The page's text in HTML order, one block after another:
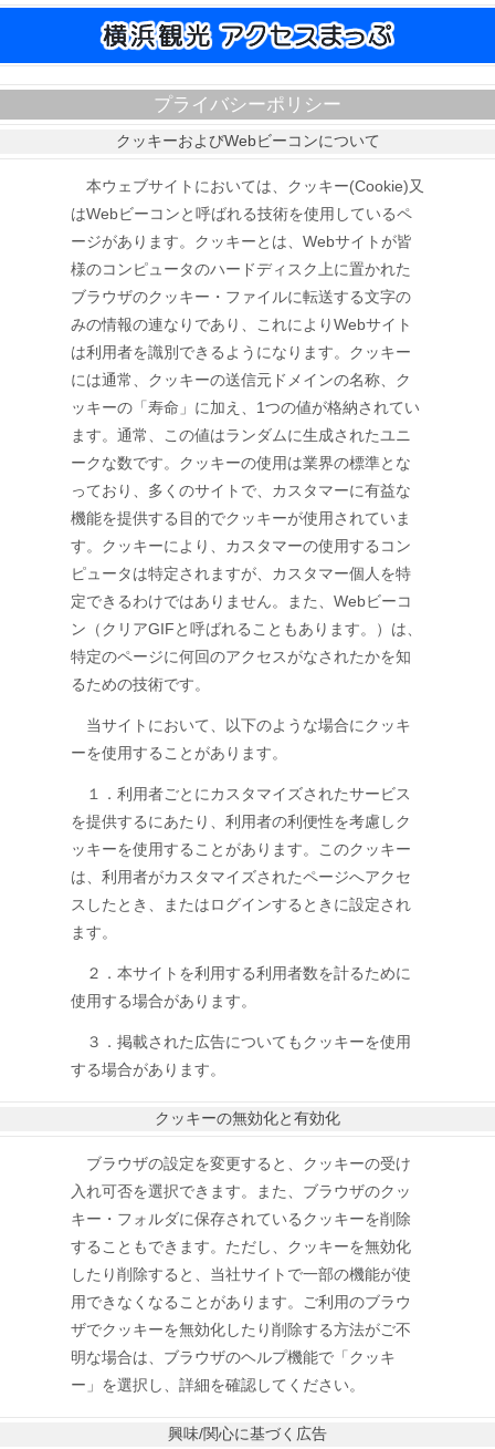
プライバシーポリシー
クッキーおよびWebビーコンについて
本ウェブサイトにおいては、クッキー(Cookie)又
はWebビーコンと呼ばれる技術を使用しているペ
ージがあります。クッキーとは、Webサイトが皆
様のコンピュータのハードディスク上に置かれた
ブラウザのクッキー・ファイルに転送する文字の
みの情報の連なりであり、これによりWebサイト
は利用者を識別できるようになります。クッキー
には通常、クッキーの送信元ドメインの名称、ク
ッキーの「寿命」に加え、1つの値が格納されてい
ます。通常、この値はランダムに生成されたユニ
ークな数です。クッキーの使用は業界の標準とな
っており、多くのサイトで、カスタマーに有益な
機能を提供する目的でクッキーが使用されていま
す。クッキーにより、カスタマーの使用するコン
ピュータは特定されますが、カスタマー個人を特
定できるわけではありません。また、Webビーコ
ン（クリアGIFと呼ばれることもあります。）は、
特定のページに何回のアクセスがなされたかを知
るための技術です。
当サイトにおいて、以下のような場合にクッキ
ーを使用することがあります。
１．利用者ごとにカスタマイズされたサービス
を提供するにあたり、利用者の利便性を考慮しク
ッキーを使用することがあります。このクッキー
は、利用者がカスタマイズされたページへアクセ
スしたとき、またはログインするときに設定され
ます。
２．本サイトを利用する利用者数を計るために
使用する場合があります。
３．掲載された広告についてもクッキーを使用
する場合があります。
クッキーの無効化と有効化
ブラウザの設定を変更すると、クッキーの受け
入れ可否を選択できます。また、ブラウザのクッ
キー・フォルダに保存されているクッキーを削除
することもできます。ただし、クッキーを無効化
したり削除すると、当社サイトで一部の機能が使
用できなくなることがあります。ご利用のブラウ
ザでクッキーを無効化したり削除する方法がご不
明な場合は、ブラウザのヘルプ機能で「クッキ
ー」を選択し、詳細を確認してください。
興味/関心に基づく広告